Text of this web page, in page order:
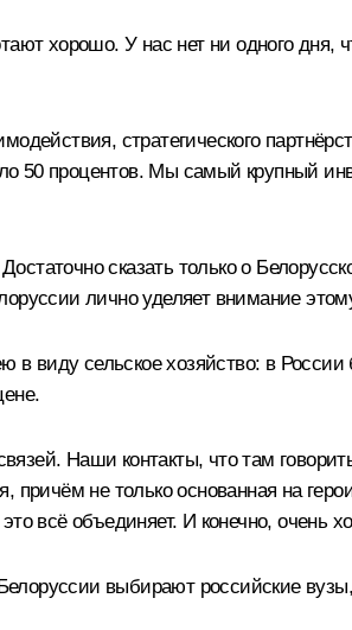
хорошо. У нас нет ни одного
стратегического
50 процентов. Мы самый крупный
сказать только о
лично уделяет внимание
виду сельское хозяйство: в
Наши контакты, что там
причём не только основанная на
всё объединяет. И конечно,
выбирают российские